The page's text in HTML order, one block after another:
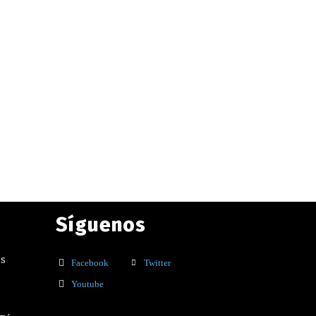
Síguenos
Facebook
Twitter
Youtube